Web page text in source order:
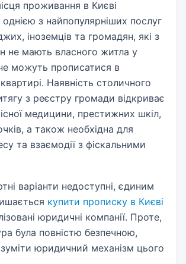
проживання в Києві
з найпопулярніших послуг
іноземців та громадян, які з
не мають власного житла у
можуть прописатися в
Наявність столичного
з реєстру громади відкриває
медицини, престижних шкіл,
а також необхідна для
та взаємодії з фіскальними
варіанти недоступні, єдиним
купити прописку в Києві
юридичні компанії. Проте,
була повністю безпечною,
юридичний механізм цього